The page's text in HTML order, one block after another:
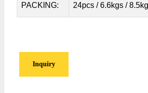
PACKING: 24pcs / 6.6kgs /
Inquiry